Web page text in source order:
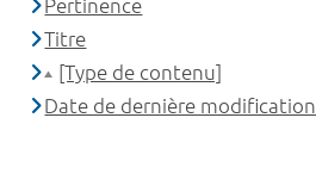
Pertinence
Titre
[Type de contenu]
Date de dernière modification